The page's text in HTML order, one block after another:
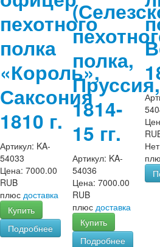
пехотного
полка
«Король»,
Саксония
1810 г.
Артикул: KA-
54033
Цена: 7000.00
RUB
плюс доставка
Купить
Подробнее
полка,
Пруссия,
1814-
15 гг.
Артикул: KA-
54036
Цена:7000.00
RUB
плюс доставка
Купить
Подробнее